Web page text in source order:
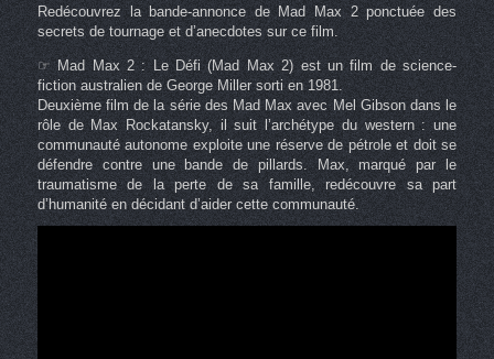
Redécouvrez la bande-annonce de Mad Max 2 ponctuée des
secrets de tournage et d’anecdotes sur ce film.
☞ Mad Max 2 : Le Défi (Mad Max 2) est un film de science-
fiction australien de George Miller sorti en 1981.
Deuxième film de la série des Mad Max avec Mel Gibson dans le
rôle de Max Rockatansky, il suit l’archétype du western : une
communauté autonome exploite une réserve de pétrole et doit se
défendre contre une bande de pillards. Max, marqué par le
traumatisme de la perte de sa famille, redécouvre sa part
d’humanité en décidant d’aider cette communauté.